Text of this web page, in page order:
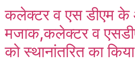
कलेक्टर व एस डीएम
मजाक,कलेक्टर व
को स्थानांतरित का